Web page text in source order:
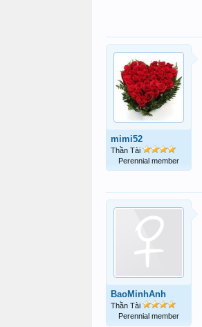
mimi52
Thần Tài
Perennial member
BaoMinhAnh
Thần Tài
Perennial member